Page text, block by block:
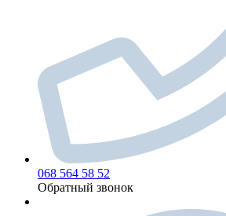
068 564 58 52
Обратный звонок